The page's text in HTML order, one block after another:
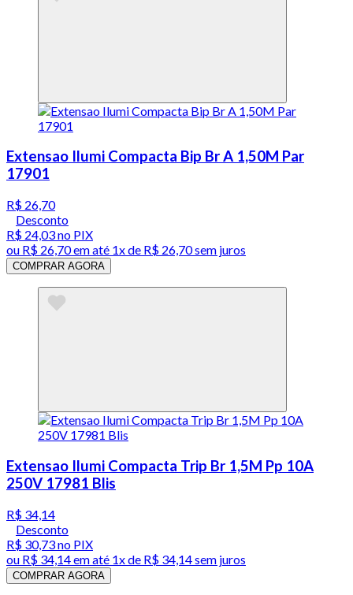
Extensao Ilumi Compacta Bip Br A 1,50M Par
17901
R$ 26,70
Desconto
R$ 24,03no PIX
ou R$ 26,70em até 1x de R$ 26,70sem juros
COMPRAR AGORA
Extensao Ilumi Compacta Trip Br 1,5M Pp 10A
250V 17981 Blis
R$ 34,14
Desconto
R$ 30,73no PIX
ou R$ 34,14em até 1x de R$ 34,14sem juros
COMPRAR AGORA